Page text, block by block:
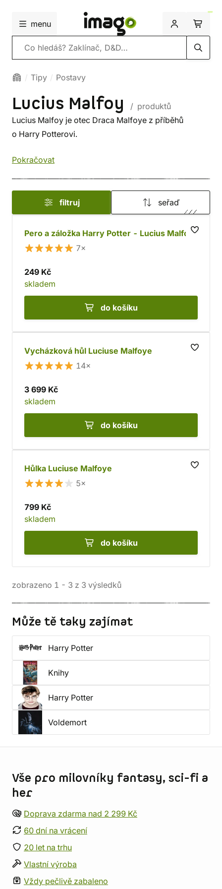
menu
Vyhledávání
Tipy Postavy
Lucius Malfoy
/ produktů
Lucius Malfoy je otec Draca Malfoye z příběhů
o Harry Potterovi.
Pokračovat
filtruj seřaď
Pero a záložka Harry Potter - Lucius Malfoy
7×
249 Kč
skladem
do košíku
Vycházková hůl Luciuse Malfoye
14×
3 699 Kč
skladem
do košíku
Hůlka Luciuse Malfoye
5×
799 Kč
skladem
do košíku
zobrazeno 1 - 3 z 3 výsledků
Může tě taky zajímat
Harry Potter
Knihy
Harry Potter
Voldemort
Vše pro milovníky fantasy, sci-fi a
her
Doprava zdarma nad 2 299 Kč
60 dní na vrácení
20 let na trhu
Vlastní výroba
Vždy pečlivě zabaleno